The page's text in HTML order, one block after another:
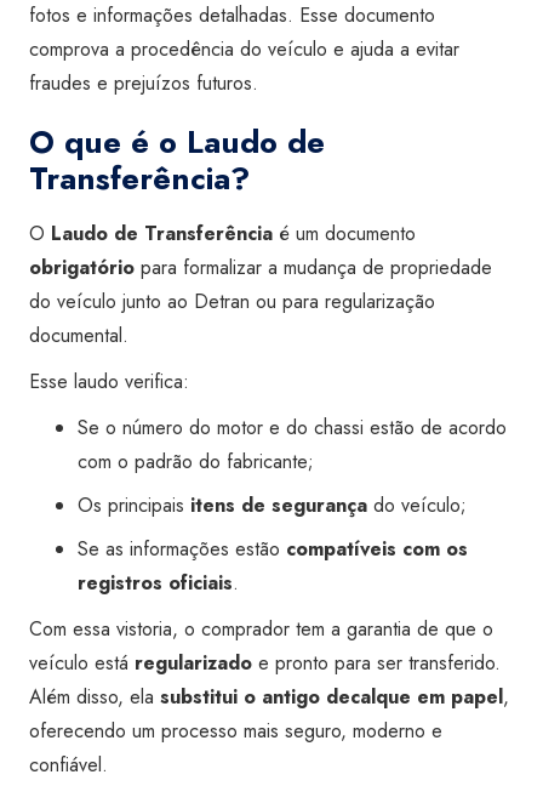
fotos e informações detalhadas. Esse documento
comprova a procedência do veículo e ajuda a evitar
fraudes e prejuízos futuros.
O que é o Laudo de
Transferência?
O Laudo de Transferência é um documento
obrigatório para formalizar a mudança de propriedade
do veículo junto ao Detran ou para regularização
documental.
Esse laudo verifica:
Se o número do motor e do chassi estão de acordo
com o padrão do fabricante;
Os principais itens de segurança do veículo;
Se as informações estão compatíveis com os
registros oficiais.
Com essa vistoria, o comprador tem a garantia de que o
veículo está regularizado e pronto para ser transferido.
Além disso, ela substitui o antigo decalque em papel,
oferecendo um processo mais seguro, moderno e
confiável.